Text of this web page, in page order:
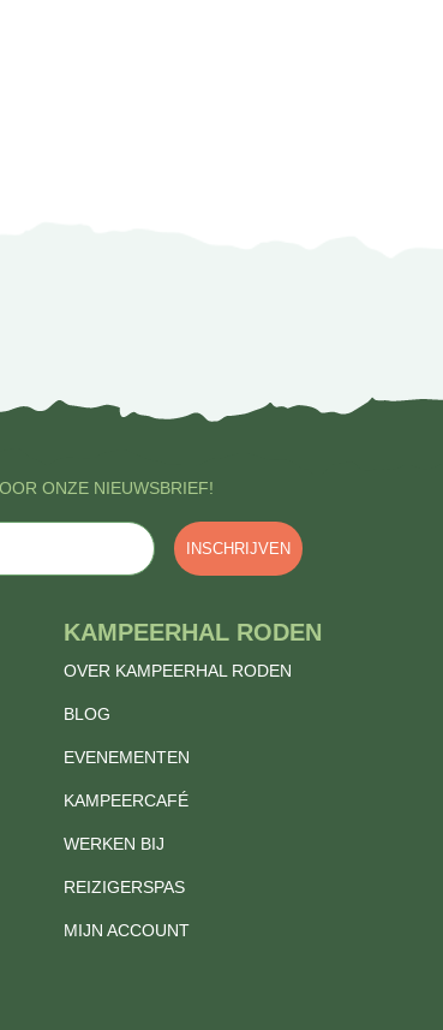
ONZE NIEUWSBRIEF!
INSCHRIJVEN
KAMPEERHAL RODEN
OVER KAMPEERHAL RODEN
BLOG
EVENEMENTEN
KAMPEERCAFÉ
WERKEN BIJ
REIZIGERSPAS
MIJN ACCOUNT